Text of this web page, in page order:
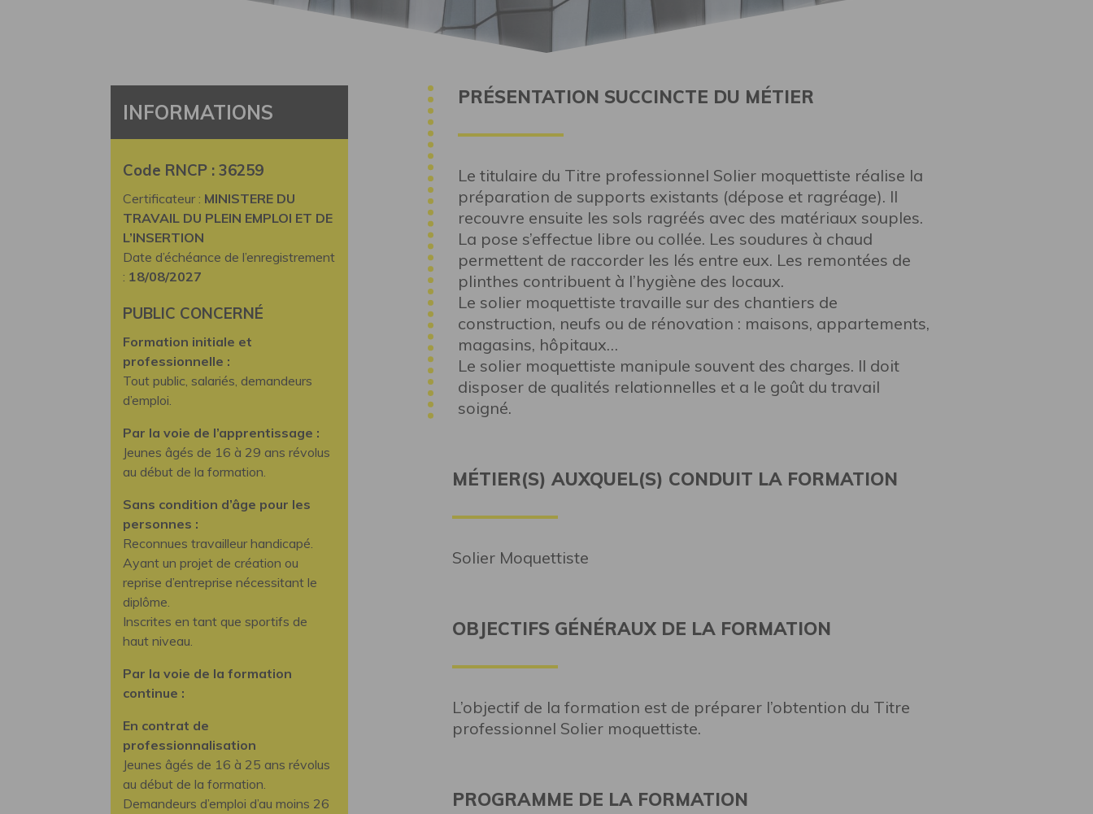
PRÉSENTATION SUCCINCTE DU MÉTIER
Le titulaire du Titre professionnel Solier moquettiste réalise la
préparation de supports existants (dépose et ragréage). Il
recouvre ensuite les sols ragréés avec des matériaux souples.
La pose s’effectue libre ou collée. Les soudures à chaud
permettent de raccorder les lés entre eux. Les remontées de
plinthes contribuent à l’hygiène des locaux.
Le solier moquettiste travaille sur des chantiers de
construction, neufs ou de rénovation : maisons, appartements,
magasins, hôpitaux…
Le solier moquettiste manipule souvent des charges. Il doit
disposer de qualités relationnelles et a le goût du travail
soigné.
MÉTIER(S) AUXQUEL(S) CONDUIT LA FORMATION
Solier Moquettiste
OBJECTIFS GÉNÉRAUX DE LA FORMATION
L’objectif de la formation est de préparer l’obtention du Titre
professionnel Solier moquettiste.
PROGRAMME DE LA FORMATION
INFORMATIONS
Code RNCP : 36259
Certificateur : MINISTERE DU
TRAVAIL DU PLEIN EMPLOI ET DE
L’INSERTION
Date d’échéance de l’enregistrement
: 18/08/2027
PUBLIC CONCERNÉ
Formation initiale et
professionnelle :
Tout public, salariés, demandeurs
d’emploi.
Par la voie de l’apprentissage :
Jeunes âgés de 16 à 29 ans révolus
au début de la formation.
Sans condition d’âge pour les
personnes :
Reconnues travailleur handicapé.
Ayant un projet de création ou
reprise d’entreprise nécessitant le
diplôme.
Inscrites en tant que sportifs de
haut niveau.
Par la voie de la formation
continue :
En contrat de
professionnalisation
Jeunes âgés de 16 à 25 ans révolus
au début de la formation.
Demandeurs d’emploi d’au moins 26